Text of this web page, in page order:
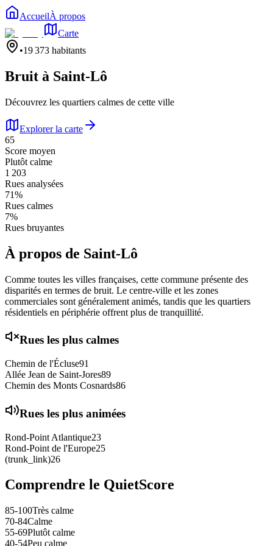
AccueilÀ propos
Carte
•19 373 habitants
Bruit à Saint-Lô
Découvrez les quartiers calmes de cette ville
Explorer la carte
65
Score moyen
Plutôt calme
1 203
Rues analysées
71%
Rues calmes
7%
Rues bruyantes
À propos de Saint-Lô
Comme toutes les villes françaises, cette commune présente des
disparités en termes de bruit. Le centre-ville et les zones
commerciales sont généralement animés, tandis que les quartiers
résidentiels en périphérie offrent plus de tranquillité.
Rues les plus calmes
Chemin de l'Écluse91
Allée Jean de Saint-Jores89
Chemin des Monts Cosnards86
Rues les plus animées
Rond-Point Atlantique23
Rond-Point de l'Europe25
(trunk_link)26
Comprendre le QuietScore
85-100Très calme
70-84Calme
55-69Plutôt calme
40-54Peu calme